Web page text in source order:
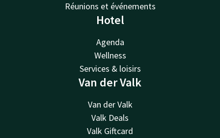
Réunions et événements
Hotel
Agenda
Wellness
Services & loisirs
Van der Valk
Van der Valk
Valk Deals
Valk Giftcard